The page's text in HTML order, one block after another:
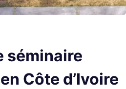
séminaire
Côte d’Ivoire